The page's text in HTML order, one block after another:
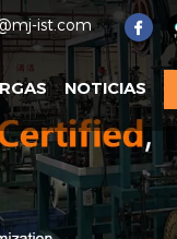
ist.com
NOTICIAS